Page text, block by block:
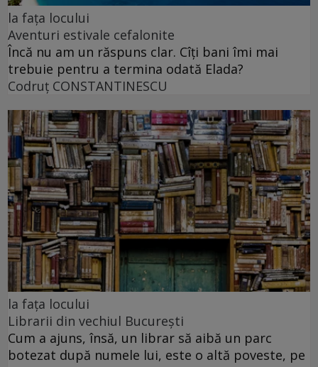
la fața locului
Aventuri estivale cefalonite
Încă nu am un răspuns clar. Cîți bani îmi mai
trebuie pentru a termina odată Elada?
Codruţ CONSTANTINESCU
la fața locului
Librarii din vechiul București
Cum a ajuns, însă, un librar să aibă un parc
botezat după numele lui, este o altă poveste, pe